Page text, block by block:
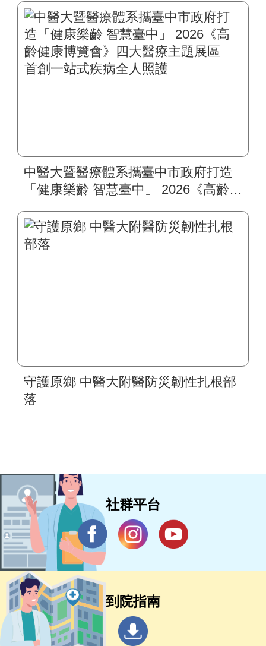
標居臺灣最佳
中醫大暨醫療體系攜臺中市政府打造
「健康樂齡 智慧臺中」 2026《高齡健
一站式疾病全人照護
守護原鄉 中醫大附醫防災韌性扎根部
落
社群平台
到院指南